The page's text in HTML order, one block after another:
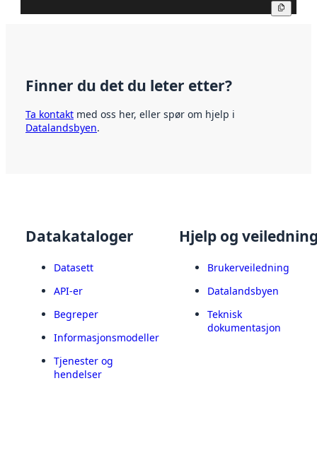
Finner du det du leter etter?
Ta kontakt med oss her, eller spør om hjelp i
Datalandsbyen.
Datakataloger
Datasett
API-er
Begreper
Informasjonsmodeller
Tjenester og
hendelser
Hjelp og
Brukerveiledning
Datalandsbyen
Teknisk
dokumentasjon